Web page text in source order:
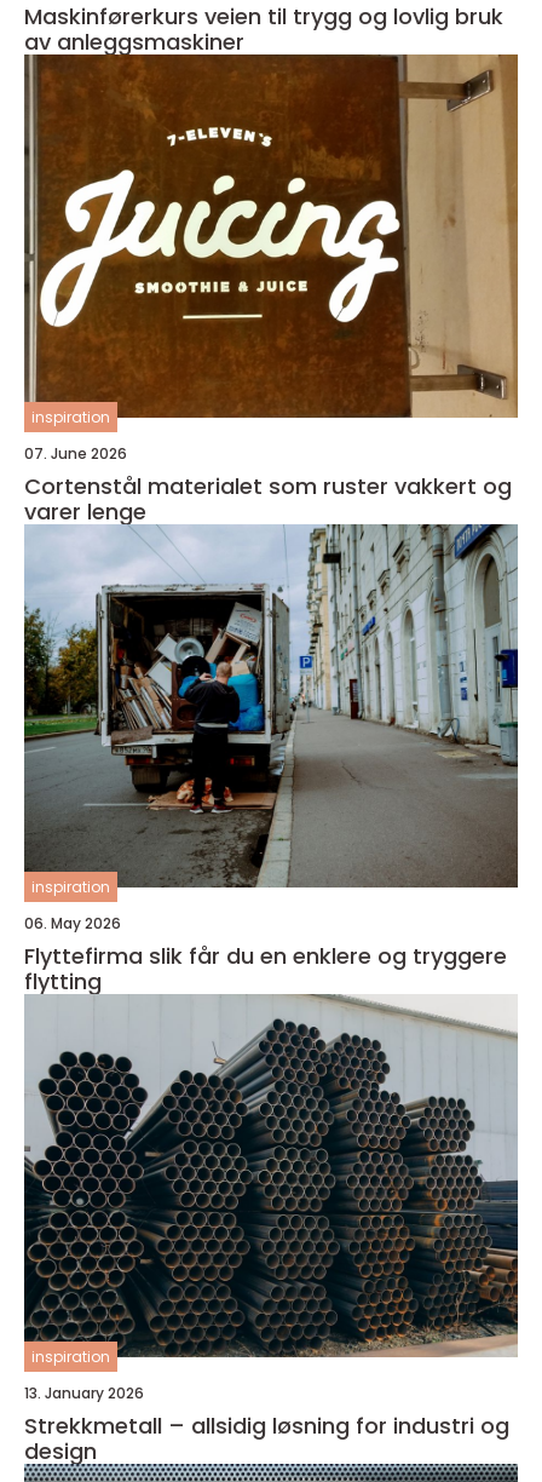
Maskinførerkurs veien til trygg og lovlig bruk
av anleggsmaskiner
inspiration
07. June 2026
Cortenstål materialet som ruster vakkert og
varer lenge
inspiration
06. May 2026
Flyttefirma slik får du en enklere og tryggere
flytting
inspiration
13. January 2026
Strekkmetall – allsidig løsning for industri og
design